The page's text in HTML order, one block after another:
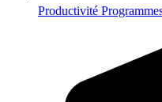
Productivité